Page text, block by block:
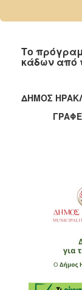
2024
2022
2020
2019
2013
2011
2010
2006
Το
κάδων από
ΔΗΜΟΣ